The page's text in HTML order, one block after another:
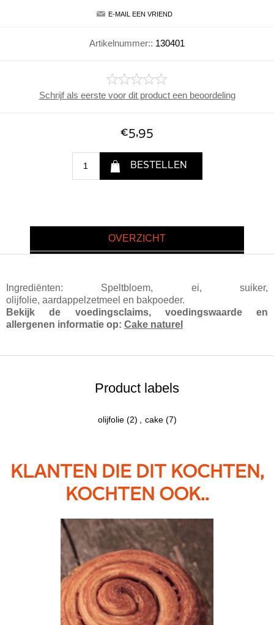
Artikelnummer:: 130401
Schrijf als eerste voor dit product een beoordeling
€5,95
OVERZICHT
Ingrediënten: Speltbloem, ei, suiker,
olijfolie, aardappelzetmeel en bakpoeder.
Bekijk de voedingsclaims, voedingswaarde en
allergenen informatie op: Cake naturel
Product labels
olijfolie (2) cake (7)
KLANTEN DIE DIT KOCHTEN,
KOCHTEN OOK..